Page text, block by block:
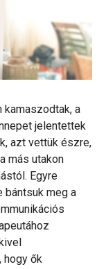
kamaszodtak, a
jelentettek
azt vettük észre,
más utakon
Egyre
bántsuk meg a
hogy ők